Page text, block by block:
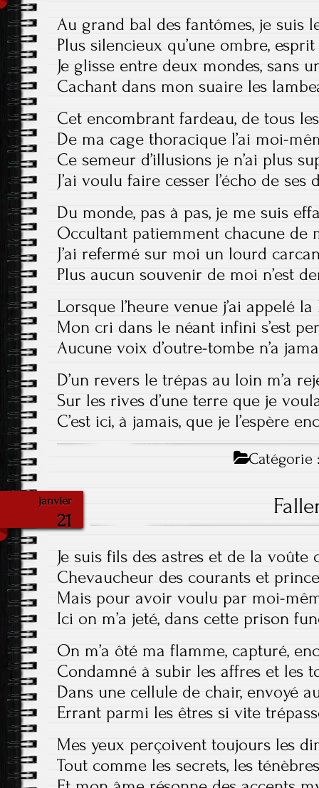
Au grand bal des fantômes, je suis
Plus silencieux qu’une ombre,
Je glisse entre deux mondes, sans
Cachant dans mon suaire les
Cet encombrant fardeau, de tous
De ma cage thoracique l’ai moi-
Ce semeur d’illusions je n’ai plus
J’ai voulu faire cesser l’écho de ses
Du monde, pas à pas, je me suis
Occultant patiemment chacune de
J’ai refermé sur moi un lourd
Plus aucun souvenir de moi n’est
Lorsque l’heure venue j’ai appelé
Mon cri dans le néant infini s’est
Aucune voix d’outre-tombe n’a
D’un revers le trépas au loin m’a
Sur les rives d’une terre que je
C’est ici, à jamais, que je l’espère
Catégorie
janvier
21
Je suis fils des astres et de la voûte
Chevaucheur des courants et
Mais pour avoir voulu par moi-
Ici on m’a jeté, dans cette prison
On m’a ôté ma flamme, capturé,
Condamné à subir les affres et les
Dans une cellule de chair, envoyé
Errant parmi les êtres si vite
Mes yeux perçoivent toujours les
Tout comme les secrets, les